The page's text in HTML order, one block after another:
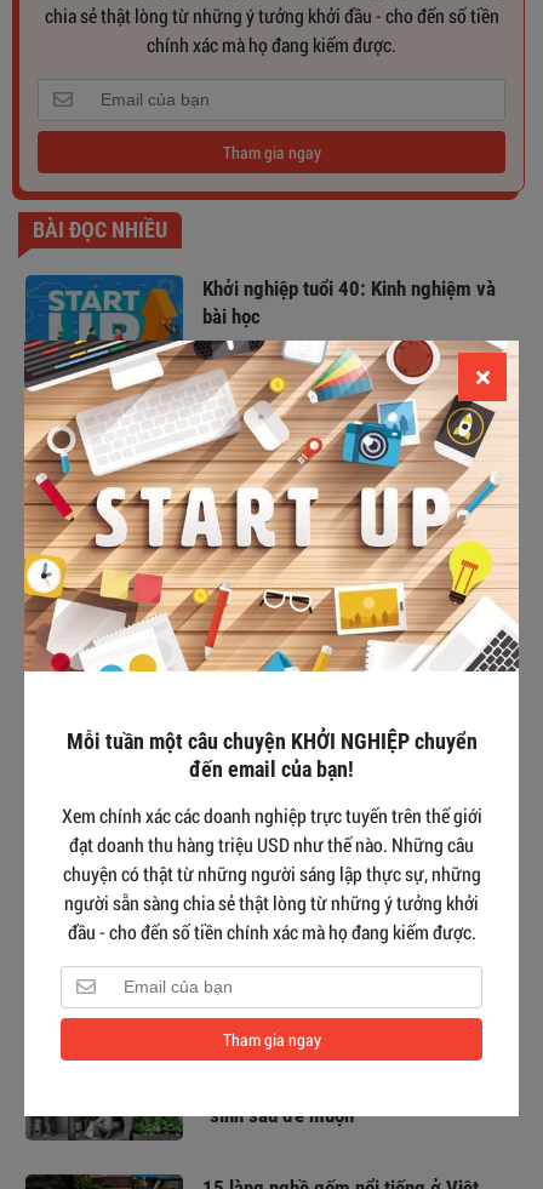
chia sẻ thật lòng từ những ý tưởng khởi đầu - cho đến số tiền
chính xác mà họ đang kiếm được.
Tham gia ngay
BÀI ĐỌC NHIỀU
Khởi nghiệp tuổi 40: Kinh nghiệm và
bài học
TOP 12+ ý tưởng khởi nghiệp cho sinh
viên ÍT VỐN - LÀM LÀ THẮNG
#11 phát ngôn của sếp Hoàng Nam
Tiến giúp bạn VƯỢT QUA NIỀM TIN
GIỚI HẠN
#11 ý tưởng kinh doanh ở Trung Quốc
tưởng
List 10+ thương hiệu đồ ngủ cao cấp,
sành điệu nhất hiện nay
Trần Hà Linh Nữ idol TikTok LIVE và bí
Hành trình “phá đảo’’ thế giới sneaker
“sinh sau đẻ muộn’'
Mỗi tuần một câu chuyện KHỞI NGHIỆP chuyển
đến email của bạn!
Xem chính xác các doanh nghiệp trực tuyến trên thế giới
đạt doanh thu hàng triệu USD như thế nào. Những câu
chuyện có thật từ những người sáng lập thực sự, những
người sẵn sàng chia sẻ thật lòng từ những ý tưởng khởi
đầu - cho đến số tiền chính xác mà họ đang kiếm được.
Tham gia ngay